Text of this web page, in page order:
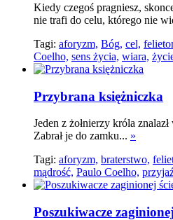
Kiedy czegoś pragniesz,
nie trafi do celu, którego nie
Tagi: aforyzm, Bóg, cel,
Coelho, sens życia, wiara,
Przybrana księżniczka
Jeden z żołnierzy króla
Zabrał je do zamku... »
Tagi: aforyzm, braterstwo,
mądrość, Paulo Coelho,
Poszukiwacze